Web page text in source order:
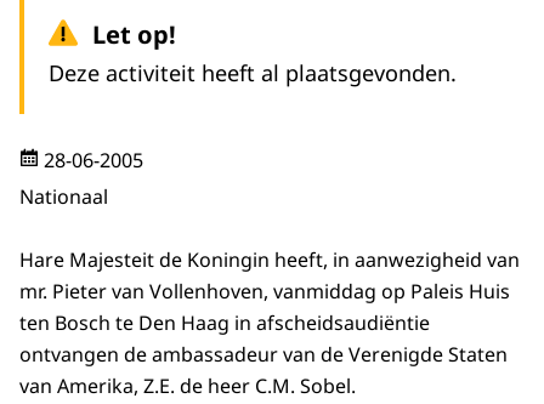
Let op!
Deze activiteit heeft al plaatsgevonden.
28-06-2005
Nationaal
Hare Majesteit de Koningin heeft, in aanwezigheid van
mr. Pieter van Vollenhoven, vanmiddag op Paleis Huis
ten Bosch te Den Haag in afscheidsaudiëntie
ontvangen de ambassadeur van de Verenigde Staten
van Amerika, Z.E. de heer C.M. Sobel.